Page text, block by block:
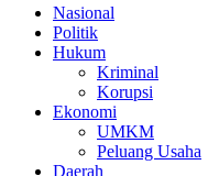
Nasional
Politik
Hukum
Kriminal
Korupsi
Ekonomi
UMKM
Peluang Usaha
Daerah